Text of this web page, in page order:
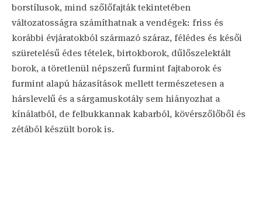
borstílusok, mind szőlőfajták tekintetében
változatosságra számíthatnak a vendégek: friss és
korábbi évjáratokból származó száraz, félédes és késői
szüretelésű édes tételek, birtokborok, dűlőszelektált
borok, a töretlenül népszerű furmint fajtaborok és
furmint alapú házasítások mellett természetesen a
hárslevelű és a sárgamuskotály sem hiányozhat a
kínálatból, de felbukkannak kabarból, kövérszőlőből és
zétából készült borok is.